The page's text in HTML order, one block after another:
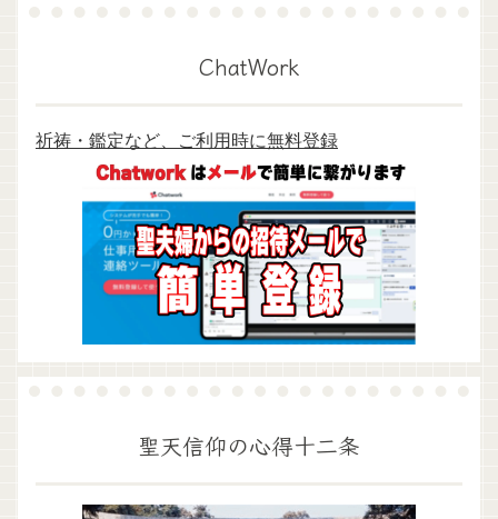
ChatWork
祈祷・鑑定など、ご利用時に無料登録
聖天信仰の心得十二条